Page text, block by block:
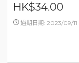
HK$34.00
過期日期: 2023/09/11